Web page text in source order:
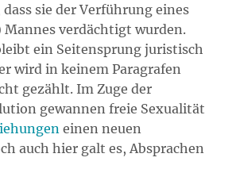
sie der Verführung eines
verdächtigt wurden.
ein Seitensprung juristisch
wird in keinem Paragrafen
gezählt. Im Zuge der
gewannen freie Sexualität
einen neuen
auch hier galt es, Absprachen